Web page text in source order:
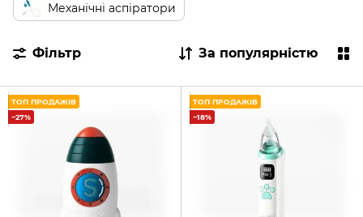
Механічні аспіратори
Фільтр За популярністю
ТОП ПРОДАЖІВ
−27%
ТОП ПРОДАЖІВ
−18%